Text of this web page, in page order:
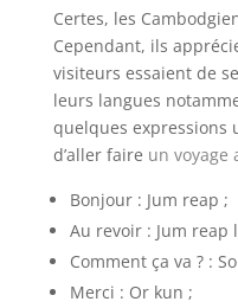
Certes, les
Cependant, ils
visiteurs essaient de
leurs langues
quelques expressions
d’aller faire un voyage
Bonjour : Jum reap ;
Au revoir : Jum reap
Comment ça va ? :
Merci : Or kun ;